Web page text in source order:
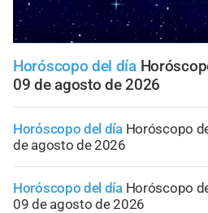
Horóscopo del día
09 de agosto de 2026
Horóscopo del día Horóscopo
de agosto de 2026
Horóscopo del día Horóscopo
09 de agosto de 2026